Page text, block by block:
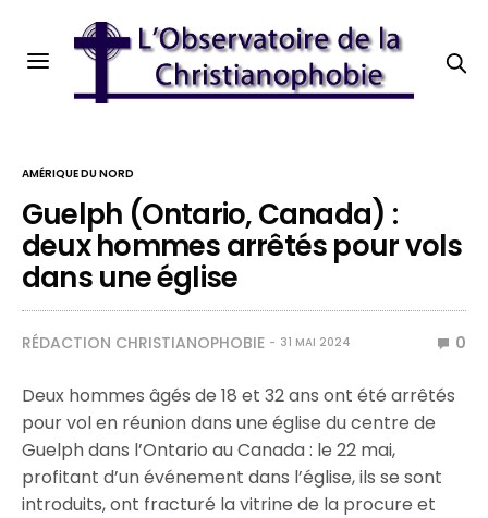
AMÉRIQUE DU NORD
Guelph (Ontario, Canada) :
deux hommes arrêtés pour vols
dans une église
RÉDACTION CHRISTIANOPHOBIE 31 MAI 2024 0
Deux hommes âgés de 18 et 32 ans ont été arrêtés
pour vol en réunion dans une église du centre de
Guelph dans l’Ontario au Canada : le 22 mai,
profitant d’un événement dans l’église, ils se sont
introduits, ont fracturé la vitrine de la procure et